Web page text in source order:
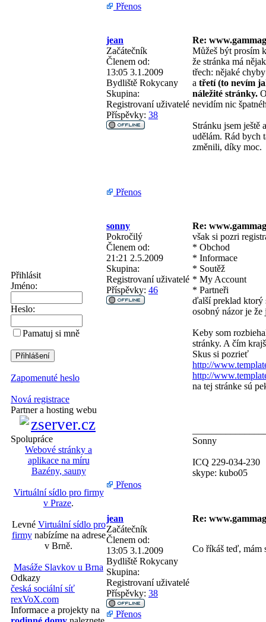
Přihlásit
Jméno:
Heslo:
Pamatuj si mně
Zapomenuté heslo
Nová registrace
Partner a hosting webu
Spolupráce
Webové stránky a
aplikace na míru
Bazény, sauny
Virtuální sídlo pro firmy
v Praze.
Levné Virtuální sídlo pro
firmynabízíme na adrese
v Brně.
Masáže Slavkov u Brna
Odkazy
česká sociální síť
rexVoX.com
Informace a projekty na
Přenos
jean
Re:
Začátečník
Členem od:
13:05 3.1.2009
Bydliště Rokycany
Skupina:
Registrovaní uživatelé
Příspěvky: 38
Můžeš být prosím
že stránka má
třech: nějaké
a třetí (to nevím
náležité stránky.
nevidím nic
Stránku jsem ještě
udělám. Rád bych
změnili, díky moc.
Přenos
sonny
Re:
Pokročilý
Členem od:
21:21 2.5.2009
Skupina:
Registrovaní uživatelé
Příspěvky: 46
však si pozri
* Obchod
* Informace
* Soutěž
* My Account
* Partneři
ďalší preklad ktorý
osobný názor je že
Keby som
stránky. A čím
Skus si pozrieť
http://
http://
na tej stránke sú
Sonny
ICQ 229-034-230
skype: kubo05
Přenos
jean
Re:
Začátečník
Členem od:
13:05 3.1.2009
Bydliště Rokycany
Skupina:
Registrovaní uživatelé
Příspěvky: 38
Co říkáš teď, mám
Přenos